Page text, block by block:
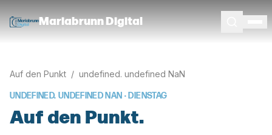
Mariabrunn Digital
Auf den Punkt / undefined. undefined NaN
UNDEFINED. UNDEFINED NAN · DIENSTAG
Auf den Punkt.